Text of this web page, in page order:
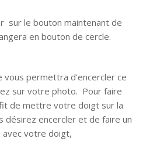
sur le bouton maintenant de
en bouton de cercle.
vous permettra d’encercler ce
sur votre photo. Pour faire
de mettre votre doigt sur la
désirez encercler et de faire un
avec votre doigt,